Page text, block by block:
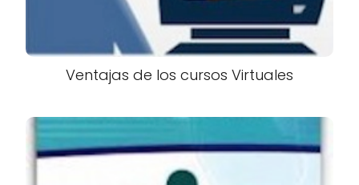
Ventajas de los cursos Virtuales